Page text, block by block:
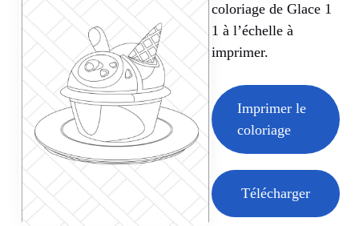
coloriage de Glace 1
1 à l’échelle à
imprimer.
Imprimer le
coloriage
Télécharger